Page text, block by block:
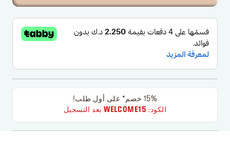
15% خصم* على أول طلب!
الكود: WELCOME15بعد التسجيل